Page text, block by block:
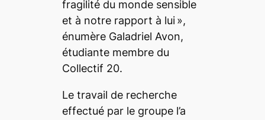
fragilité du monde sensible
et à notre rapport à lui»,
énumère Galadriel Avon,
étudiante membre du
Collectif 20.
Le travail de recherche
effectué par le groupe l’a